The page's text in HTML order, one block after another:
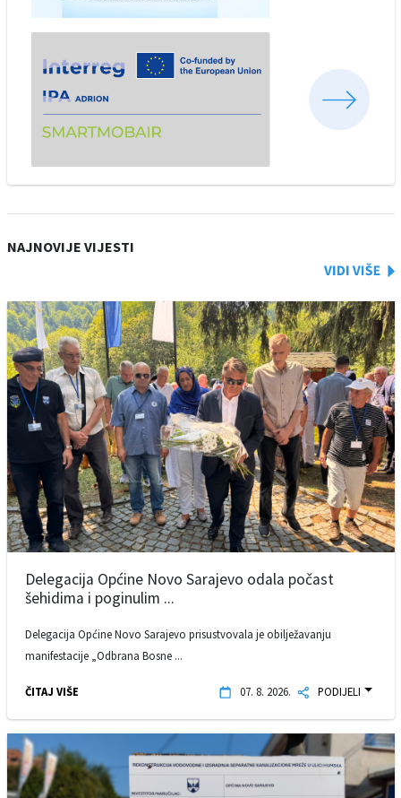
NAJNOVIJE VIJESTI
Delegacija Općine Novo Sarajevo odala počast
šehidima i poginulim ...
Delegacija Općine Novo Sarajevo prisustvovala je obilježavanju
manifestacije „Odbrana Bosne ...
ČITAJ VIŠE 07. 8. 2026. PODIJELI